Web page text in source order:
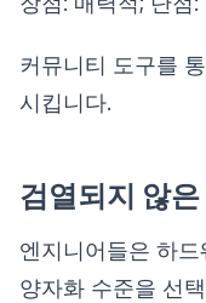
커뮤니티 도구를
시킵니다.
검열되지 않은
엔지니어들은 하
양자화 수준을 선